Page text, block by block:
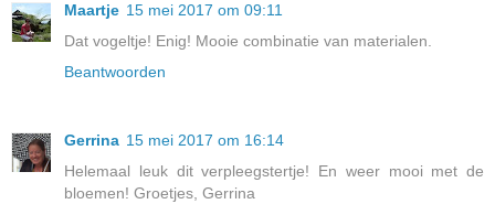
Maartje 15 mei 2017 om 09:11
Dat vogeltje! Enig! Mooie combinatie van materialen.
Beantwoorden
Gerrina 15 mei 2017 om 16:14
Helemaal leuk dit verpleegstertje! En weer mooi met de
bloemen! Groetjes, Gerrina